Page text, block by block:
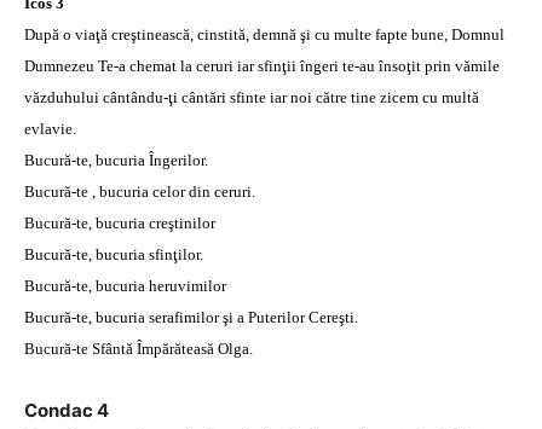
După o viaţă creştinească, cinstită, demnă şi cu multe fapte bune, Domnul
Dumnezeu Te-a chemat la ceruri iar sfinţii îngeri te-au însoţit prin vămile
văzduhului cântându-ţi cântări sfinte iar noi către tine zicem cu multă
evlavie.
Bucură-te, bucuria Îngerilor.
Bucură-te , bucuria celor din ceruri.
Bucură-te, bucuria creştinilor
Bucură-te, bucuria sfinţilor.
Bucură-te, bucuria heruvimilor
Bucură-te, bucuria serafimilor şi a Puterilor Cereşti.
Bucură-te Sfântă Împărăteasă Olga.
Condac 4